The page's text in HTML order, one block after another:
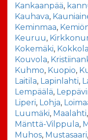
Kankaanpää,
Kauhava,
Keminmaa,
Keuruu,
Kokemäki, Kokkola
Kouvola,
Kuhmo, Kuopio,
Laitila, Lapinlahti,
Lempäälä,
Liperi, Lohja,
Luumäki, Maalahti,
Mänttä-Vilppula,
Muhos, Mustasaari,